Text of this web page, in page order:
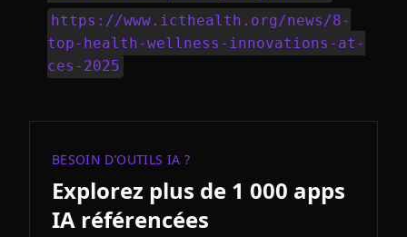
https://www.icthealth.org/news/8-
top-health-wellness-innovations-at-
ces-2025
BESOIN D’OUTILS IA ?
Explorez plus de 1 000 apps
IA référencées